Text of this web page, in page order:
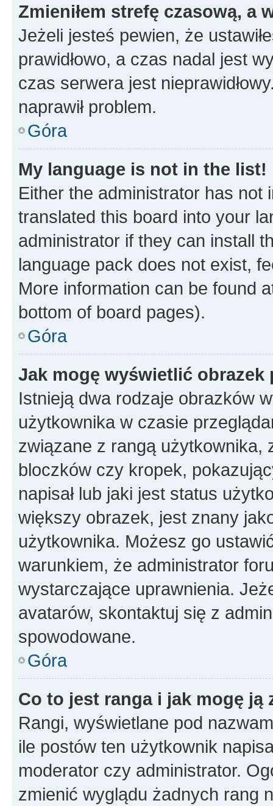
Zmieniłem strefę czasową, a
Jeżeli jesteś pewien, że
prawidłowo, a czas nadal jest
czas serwera jest
naprawił problem.
Góra
My language is not in the list!
Either the administrator has not
translated this board into your
administrator if they can install
language pack does not exist,
More information can be found
bottom of board pages).
Góra
Jak mogę wyświetlić
Istnieją dwa rodzaje obrazków
użytkownika w czasie
związane z rangą użytkownika,
bloczków czy kropek,
napisał lub jaki jest status
większy obrazek, jest znany
użytkownika. Możesz go
warunkiem, że administrator
wystarczające uprawnienia.
avatarów, skontaktuj się z
spowodowane.
Góra
Co to jest ranga i jak mogę ją
Rangi, wyświetlane pod
ile postów ten użytkownik
moderator czy administrator.
zmienić wyglądu żadnych rang